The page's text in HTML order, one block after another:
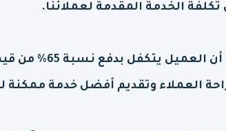
الخدمة المقدمة لعملائنا.
حيث توفر الشركة خصومات تزيد نسبتها عن 35% مما يعني أن العميل
العملاء وتقديم أفضل خدمة ممكنة